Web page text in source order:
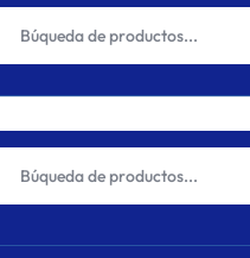
un aumento global